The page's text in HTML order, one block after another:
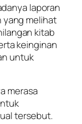
laporan
yang melihat
kitab
keinginan
untuk
merasa
tersebut.